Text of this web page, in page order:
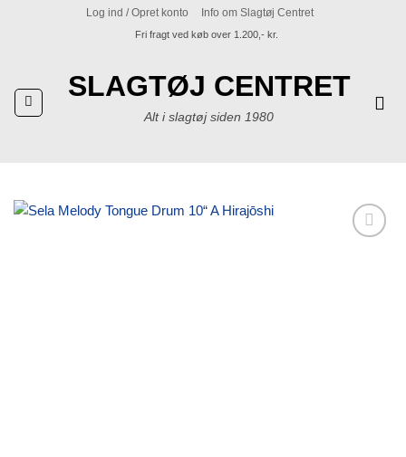
Log ind / Opret konto Info om Slagtøj Centret
Fri fragt ved køb over 1.200,- kr.
SLAGTØJ CENTRET
Alt i slagtøj siden 1980